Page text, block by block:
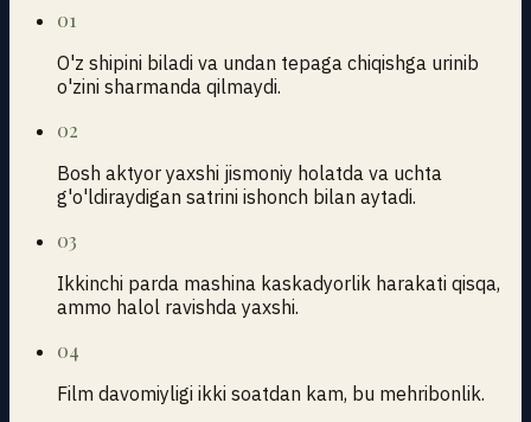
01
O'z shipini biladi va undan tepaga chiqishga urinib
o'zini sharmanda qilmaydi.
02
Bosh aktyor yaxshi jismoniy holatda va uchta
g'o'ldiraydigan satrini ishonch bilan aytadi.
03
Ikkinchi parda mashina kaskadyorlik harakati qisqa,
ammo halol ravishda yaxshi.
04
Film davomiyligi ikki soatdan kam, bu mehribonlik.